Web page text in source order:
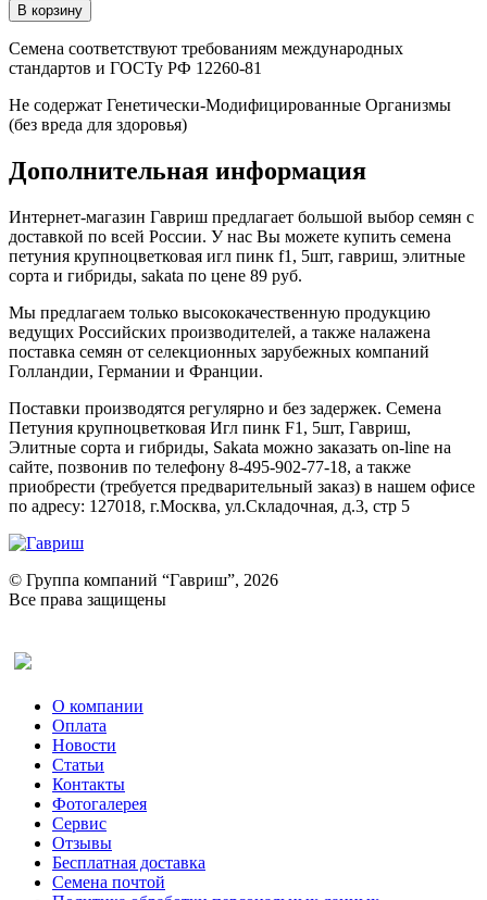
Семена соответствуют требованиям международных
стандартов и ГОСТу РФ 12260-81
Не содержат Генетически-Модифицированные Организмы
(без вреда для здоровья)
Дополнительная информация
Интернет-магазин Гавриш предлагает большой выбор семян с
доставкой по всей России. У нас Вы можете купить семена
петуния крупноцветковая игл пинк f1, 5шт, гавриш, элитные
сорта и гибриды, sakata по цене 89 руб.
Мы предлагаем только высококачественную продукцию
ведущих Российских производителей, а также налажена
поставка семян от селекционных зарубежных компаний
Голландии, Германии и Франции.
Поставки производятся регулярно и без задержек. Семена
Петуния крупноцветковая Игл пинк F1, 5шт, Гавриш,
Элитные сорта и гибриды, Sakata можно заказать on-line на
сайте, позвонив по телефону 8-495-902-77-18, а также
приобрести (требуется предварительный заказ) в нашем офисе
по адресу: 127018, г.Москва, ул.Складочная, д.3, стр 5
© Группа компаний “Гавриш”, 2026
Все права защищены
О компании
Оплата
Новости
Статьи
Контакты
Фотогалерея​
Сервис
Отзывы
Бесплатная доставка
Семена почтой